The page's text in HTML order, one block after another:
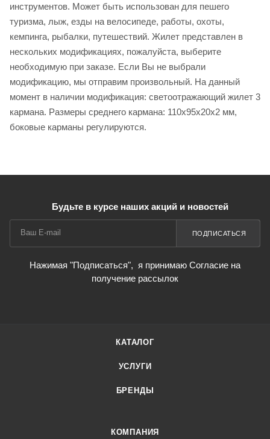
инструментов. Может быть использован для пешего
туризма, лыж, езды на велосипеде, работы, охоты,
кемпинга, рыбалки, путешествий. Жилет представлен в
нескольких модификациях, пожалуйста, выберите
необходимую при заказе. Если Вы не выбрали
модификацию, мы отправим произвольный. На данный
момент в наличии модификация: светоотражающий жилет 3
кармана. Размеры среднего кармана: 110x95x20x2 мм,
боковые карманы регулируются.
Будьте в курсе наших акций и новостей
ПОДПИСАТЬСЯ
Нажимая "Подписаться", я принимаю Согласие на
получение рассылок
КАТАЛОГ
УСЛУГИ
БРЕНДЫ
КОМПАНИЯ